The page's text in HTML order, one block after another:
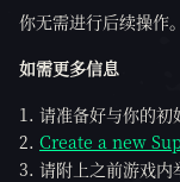
你无需进行后续操作。
如需更多信息
请准备好与你的初
Create a new
请附上之前游戏内